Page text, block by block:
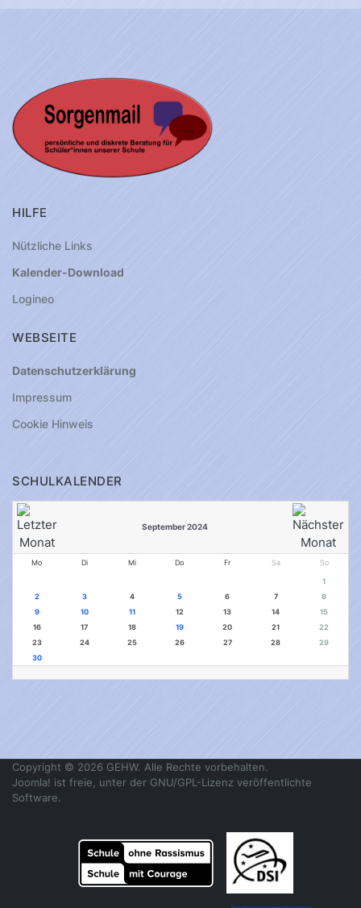
HILFE
Nützliche Links
Kalender-Download
Logineo
WEBSEITE
Datenschutzerklärung
Impressum
Cookie Hinweis
SCHULKALENDER
September 2024
Mo Di Mi Do Fr Sa So
1
2
3 4 5 6 7
8
9
10 11 12 13 14
15
16
17 18 19 20 21
22
23
24 25 26 27 28
29
30
Copyright © 2026 GEHW. Alle Rechte vorbehalten.
Joomla! ist freie, unter der GNU/GPL-Lizenz veröffentlichte
Software.